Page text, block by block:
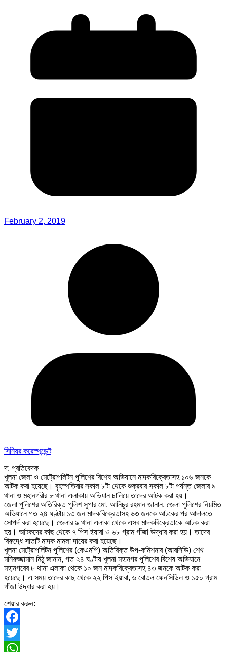
February 2, 2019
সিনিয়র করেস্পন্ডেন্ট
দ: প্রতিবেদক
খুলনা জেলা ও মেট্রোপলিটন পুলিশের বিশেষ অভিযানে মাদকবিক্রেতাসহ ১০৬ জনকে
আটক করা হয়েছে। বৃহস্পতিবার সকাল ৮টা থেকে শুক্রবার সকাল ৮টা পর্যন্ত জেলার ৯
থানা ও মহানগরীর ৮ থানা এলাকায় অভিযান চালিয়ে তাদের আটক করা হয়।
জেলা পুলিশের অতিরিক্ত পুলিশ সুপার মো. আনিচুর রহমান জানান, জেলা পুলিশের নিয়মিত
অভিযানে গত ২৪ ঘণ্টায় ১৩ জন মাদকবিক্রেতাসহ ৬৩ জনকে আটকের পর আদালতে
সোপর্দ করা হয়েছে। জেলার ৯ থানা এলাকা থেকে এসব মাদকবিক্রেতাকে আটক করা
হয়। আটকদের কাছ থেকে ৭ পিস ইয়াবা ও ৬৮ গ্রাম গাঁজা উদ্ধার করা হয়। তাদের
বিরুদ্ধে সাতটি মাদক মামলা দায়ের করা হয়েছে।
খুলনা মেট্রোপলিটন পুলিশের (কেএমপি) অতিরিক্ত উপ-কমিশনার (আরসিডি) শেখ
মনিরুজ্জামান মিঠু জানান, গত ২৪ ঘণ্টায় খুলনা মহানগর পুলিশের বিশেষ অভিযানে
মহানগরের ৮ থানা এলাকা থেকে ১০ জন মাদকবিক্রেতাসহ ৪৩ জনকে আটক করা
হয়েছে। এ সময় তাদের কাছ থেকে ২২ পিস ইয়াবা, ৬ বোতল ফেনসিডিল ও ১৫০ গ্রাম
গাঁজা উদ্ধার করা হয়।
শেয়ার করুন:
Facebook
Twitter